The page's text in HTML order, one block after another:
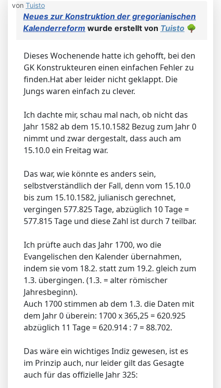
von Tuisto
Neues zur Konstruktion der gregorianischen
Kalenderreform wurde erstellt von Tuisto 🌳
Dieses Wochenende hatte ich gehofft, bei den
GK Konstrukteuren einen einfachen Fehler zu
finden.Hat aber leider nicht geklappt. Die
Jungs waren einfach zu clever.
Ich dachte mir, schau mal nach, ob nicht das
Jahr 1582 ab dem 15.10.1582 Bezug zum Jahr 0
nimmt und zwar dergestalt, dass auch am
15.10.0 ein Freitag war.
Das war, wie könnte es anders sein,
selbstverständlich der Fall, denn vom 15.10.0
bis zum 15.10.1582, julianisch gerechnet,
vergingen 577.825 Tage, abzüglich 10 Tage =
577.815 Tage und diese Zahl ist durch 7 teilbar.
Ich prüfte auch das Jahr 1700, wo die
Evangelischen den Kalender übernahmen,
indem sie vom 18.2. statt zum 19.2. gleich zum
1.3. übergingen. (1.3. = alter römischer
Jahresbeginn).
Auch 1700 stimmen ab dem 1.3. die Daten mit
dem Jahr 0 überein: 1700 x 365,25 = 620.925
abzüglich 11 Tage = 620.914 : 7 = 88.702.
Das wäre ein wichtiges Indiz gewesen, ist es
im Prinzip auch, nur leider gilt das Gesagte
auch für das offizielle Jahr 325: